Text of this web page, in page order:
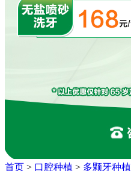
首页 > 口腔种植 > 多颗牙种植